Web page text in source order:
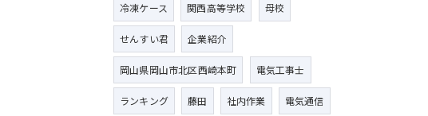
冷凍ケース 関西高等学校 母校
せんすい君 企業紹介
岡山県岡山市北区西崎本町 電気工事士
ランキング 藤田 社内作業 電気通信